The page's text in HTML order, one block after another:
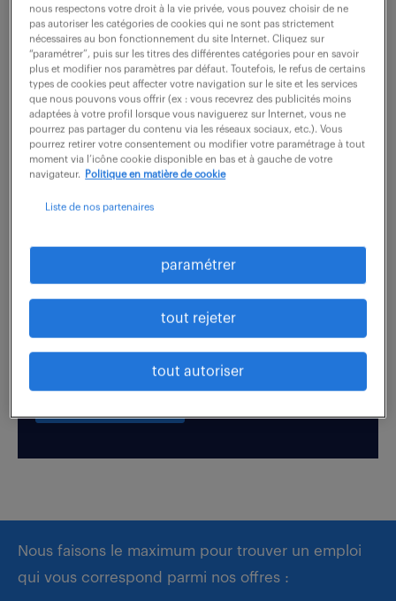
recevez chaque semaine par mail les offres qui
correspondent à votre dernière recherche.
créer une alerte
votre CV !
Boostez votre visibilité auprès de nos recruteurs
en postulant par candidature spontanée.
Nous faisons le maximum pour trouver un emploi
qui vous correspond parmi nos offres :
nous respectons votre droit à la vie privée, vous pouvez choisir de ne
pas autoriser les catégories de cookies qui ne sont pas strictement
nécessaires au bon fonctionnement du site Internet. Cliquez sur
“paramétrer”, puis sur les titres des différentes catégories pour en savoir
plus et modifier nos paramètres par défaut. Toutefois, le refus de certains
types de cookies peut affecter votre navigation sur le site et les services
que nous pouvons vous offrir (ex : vous recevrez des publicités moins
adaptées à votre profil lorsque vous naviguerez sur Internet, vous ne
pourrez pas partager du contenu via les réseaux sociaux, etc.). Vous
pourrez retirer votre consentement ou modifier votre paramétrage à tout
moment via l’icône cookie disponible en bas et à gauche de votre
navigateur.
Politique en matière de cookie
Liste de nos partenaires
paramétrer
tout rejeter
tout autoriser